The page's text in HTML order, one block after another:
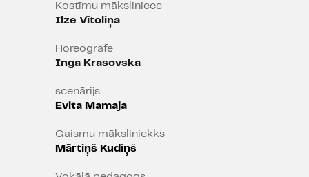
Arturs Maskats, Uldis Marhilēvičs
un Valts Pūce.
Kostīmu māksliniece
Ilze Vītoliņa
Horeogrāfe
Inga Krasovska
scenārijs
Evita Mamaja
Gaismu māksliniekks
Mārtiņš Kudiņš